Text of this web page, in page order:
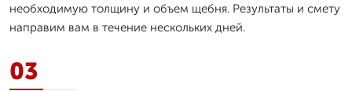
необходимую толщину и объем щебня. Результаты и смету
направим вам в течение нескольких дней.
03